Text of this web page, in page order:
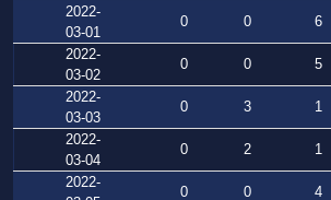
2022-
03-01
0 0 6
2022-
03-02
0 0 5
2022-
03-03
0 3 1
2022-
03-04
0 2 1
2022-
0 0 4